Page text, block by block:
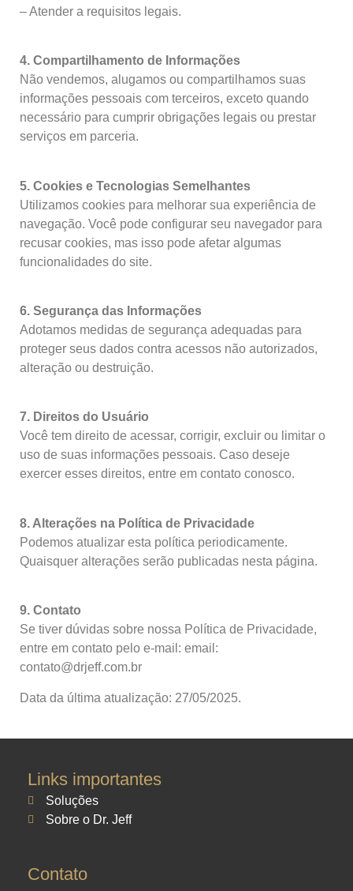
– Atender a requisitos legais.
4. Compartilhamento de Informações
Não vendemos, alugamos ou compartilhamos suas
informações pessoais com terceiros, exceto quando
necessário para cumprir obrigações legais ou prestar
serviços em parceria.
5. Cookies e Tecnologias Semelhantes
Utilizamos cookies para melhorar sua experiência de
navegação. Você pode configurar seu navegador para
recusar cookies, mas isso pode afetar algumas
funcionalidades do site.
6. Segurança das Informações
Adotamos medidas de segurança adequadas para
proteger seus dados contra acessos não autorizados,
alteração ou destruição.
7. Direitos do Usuário
Você tem direito de acessar, corrigir, excluir ou limitar o
uso de suas informações pessoais. Caso deseje
exercer esses direitos, entre em contato conosco.
8. Alterações na Política de Privacidade
Podemos atualizar esta política periodicamente.
Quaisquer alterações serão publicadas nesta página.
9. Contato
Se tiver dúvidas sobre nossa Política de Privacidade,
entre em contato pelo e-mail: email:
contato@drjeff.com.br
Data da última atualização: 27/05/2025.
Links importantes
Soluções
Sobre o Dr. Jeff
Contato